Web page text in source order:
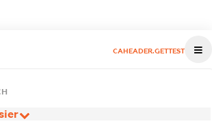
CAHEADER.GETTEST